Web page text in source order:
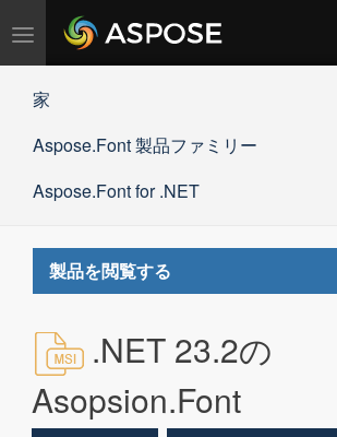
ナ
ー
ョ
の
家
Aspose.Font 製品ファミリー
Aspose.Font for .NET
製品を閲覧する
.NET 23.2の
Asopsion.Font